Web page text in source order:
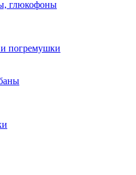
глюкофоны
погремушки